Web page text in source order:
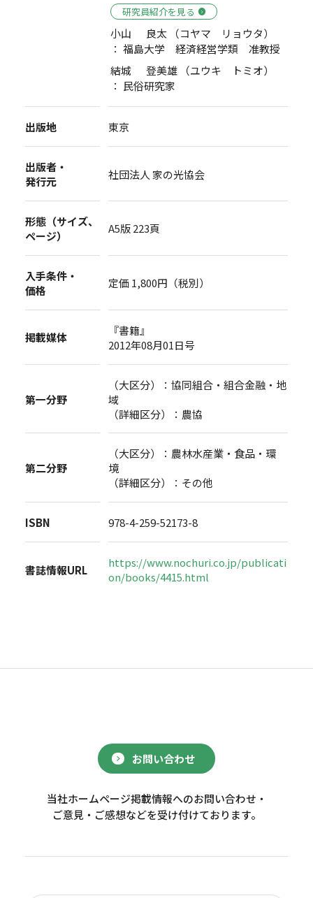
研究員紹介を見る
小山 良太 （コヤマ リョウタ）
： 福島大学 経済経営学類 准教授
結城 登美雄 （ユウキ トミオ）
： 民俗研究家
出版地 東京
出版者・
発行元
社団法人 家の光協会
形態（サイズ、
ページ）
A5版 223頁
入手条件・
価格
定価 1,800円（税別）
掲載媒体
『書籍』
2012年08月01日号
第一分野
（大区分）：協同組合・組合金融・地
域
（詳細区分）：農協
第二分野
（大区分）：農林水産業・食品・環
境
（詳細区分）：その他
ISBN 978-4-259-52173-8
書誌情報URL
https://www.nochuri.co.jp/publicati
on/books/4415.html
お問い合わせ
当社ホームページ掲載情報へのお問い合わせ・
ご意見・ご感想などを受け付けております。